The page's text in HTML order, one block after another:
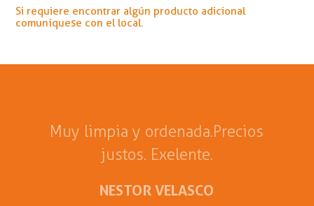
Si requiere encontrar algún producto adicional
comuníquese con el local.
Muy limpia y ordenada. Precios
justos. Exelente.
NESTOR VELASCO